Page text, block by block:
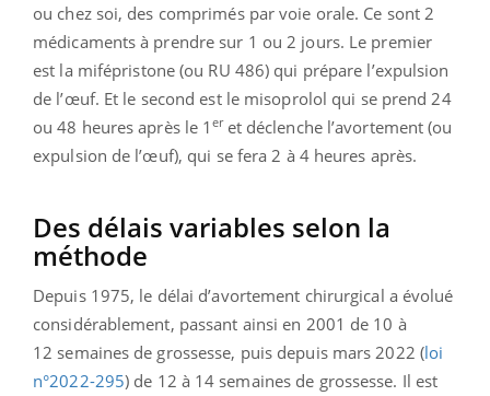
ou chez soi, des comprimés par voie orale. Ce sont 2
médicaments à prendre sur 1 ou 2 jours. Le premier
est la mifépristone (ou RU 486) qui prépare l’expulsion
de l’œuf. Et le second est le misoprolol qui se prend 24
ou 48 heures après le 1er et déclenche l’avortement (ou
expulsion de l’œuf), qui se fera 2 à 4 heures après.
Des délais variables selon la
méthode
Depuis 1975, le délai d’avortement chirurgical a évolué
considérablement, passant ainsi en 2001 de 10 à
12 semaines de grossesse, puis depuis mars 2022 (loi
n°2022-295) de 12 à 14 semaines de grossesse. Il est